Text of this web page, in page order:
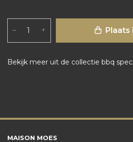
– + Plaats
Bekijk meer uit de collectie bbq
MAISON MOES